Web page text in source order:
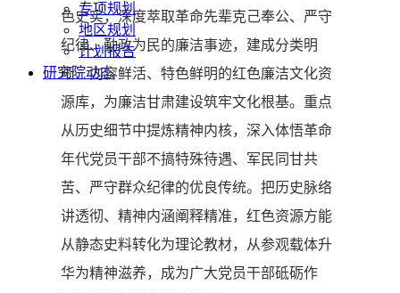
专项规划
地区规划
计划报告
研究院动态
色史实，深度萃取革命先辈克己奉公、严守
纪律、勤政为民的廉洁事迹，建成分类明
晰、内容鲜活、特色鲜明的红色廉洁文化资
源库，为廉洁甘肃建设筑牢文化根基。重点
从历史细节中提炼精神内核，深入体悟革命
年代党员干部不搞特殊待遇、军民同甘共
苦、严守群众纪律的优良传统。把历史脉络
讲透彻、精神内涵阐释精准，红色资源方能
从静态史料转化为理论教材，从参观载体升
华为精神滋养，成为广大党员干部砥砺作